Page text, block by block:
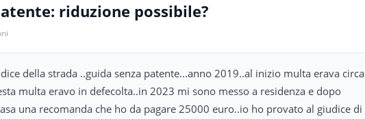
riduzione possibile?
della strada ..guida senza patente...anno 2019..al inizio multa erava circa
multa eravo in defecolta..in 2023 mi sono messo a residenza e dopo
una recomanda che ho da pagare 25000 euro..io ho provato al giudice di